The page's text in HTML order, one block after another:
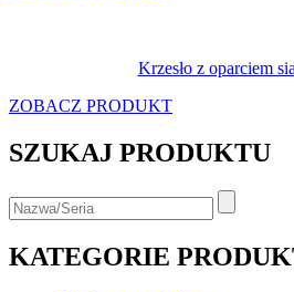
Krzesło z oparciem
ZOBACZ PRODUKT
SZUKAJ PRODUKTU
KATEGORIE